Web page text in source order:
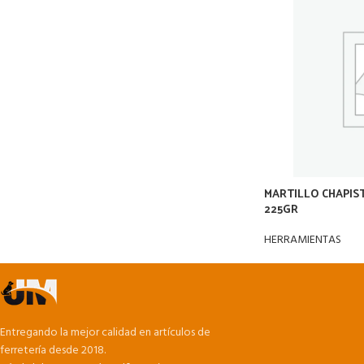
MARTILLO
225GR
HERRAMIENTAS
Entregando la mejor calidad en artículos de
ferretería desde 2018.